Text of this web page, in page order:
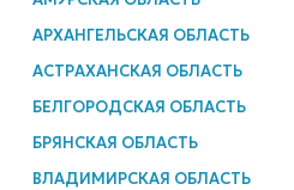
АРХАНГЕЛЬСКАЯ ОБЛАСТЬ
АСТРАХАНСКАЯ ОБЛАСТЬ
БЕЛГОРОДСКАЯ ОБЛАСТЬ
БРЯНСКАЯ ОБЛАСТЬ
ВЛАДИМИРСКАЯ ОБЛАСТЬ